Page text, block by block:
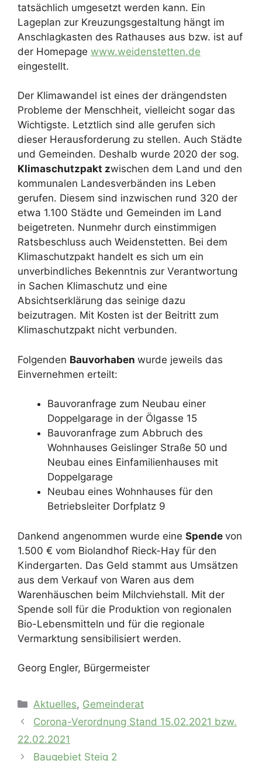
tatsächlich umgesetzt werden kann. Ein
Lageplan zur Kreuzungsgestaltung hängt im
Anschlagkasten des Rathauses aus bzw. ist auf
der Homepage www.weidenstetten.de
eingestellt.
Der Klimawandel ist eines der drängendsten
Probleme der Menschheit, vielleicht sogar das
Wichtigste. Letztlich sind alle gerufen sich
dieser Herausforderung zu stellen. Auch Städte
und Gemeinden. Deshalb wurde 2020 der sog.
Klimaschutzpakt zwischen dem Land und den
kommunalen Landesverbänden ins Leben
gerufen. Diesem sind inzwischen rund 320 der
etwa 1.100 Städte und Gemeinden im Land
beigetreten. Nunmehr durch einstimmigen
Ratsbeschluss auch Weidenstetten. Bei dem
Klimaschutzpakt handelt es sich um ein
unverbindliches Bekenntnis zur Verantwortung
in Sachen Klimaschutz und eine
Absichtserklärung das seinige dazu
beizutragen. Mit Kosten ist der Beitritt zum
Klimaschutzpakt nicht verbunden.
Folgenden Bauvorhaben wurde jeweils das
Einvernehmen erteilt:
Bauvoranfrage zum Neubau einer
Doppelgarage in der Ölgasse 15
Bauvoranfrage zum Abbruch des
Wohnhauses Geislinger Straße 50 und
Neubau eines Einfamilienhauses mit
Doppelgarage
Neubau eines Wohnhauses für den
Betriebsleiter Dorfplatz 9
Dankend angenommen wurde eine Spende von
1.500 € vom Biolandhof Rieck-Hay für den
Kindergarten. Das Geld stammt aus Umsätzen
aus dem Verkauf von Waren aus dem
Warenhäuschen beim Milchviehstall. Mit der
Spende soll für die Produktion von regionalen
Bio-Lebensmitteln und für die regionale
Vermarktung sensibilisiert werden.
Georg Engler, Bürgermeister
Kategorien
Aktuelles, Gemeinderat
Corona-Verordnung Stand 15.02.2021 bzw.
22.02.2021
Baugebiet Steig 2